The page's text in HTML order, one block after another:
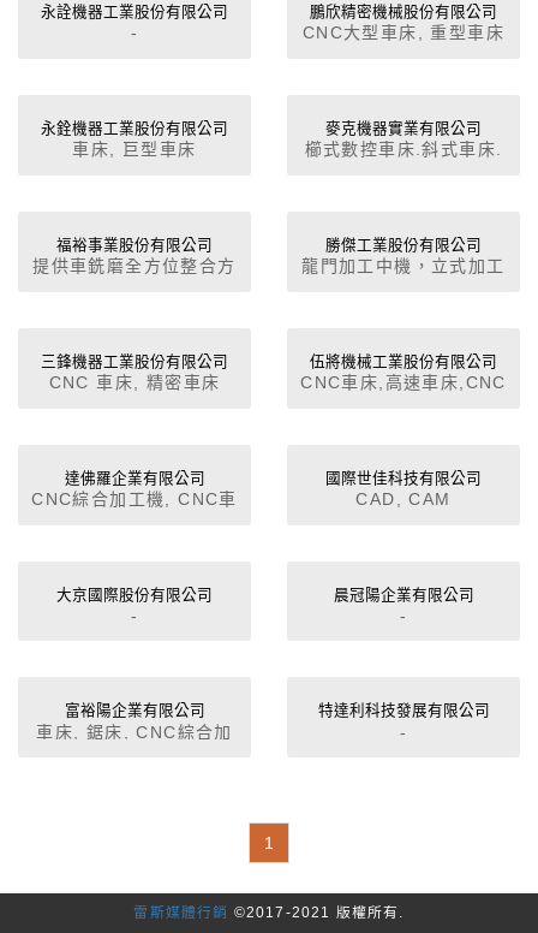
永詮機器工業股份有限公司
-
鵬欣精密機械股份有限公司
CNC大型車床, 重型車床
永銓機器工業股份有限公司
車床, 巨型車床
麥克機器實業有限公司
櫛式數控車床.斜式車床.
福裕事業股份有限公司
提供車銑磨全方位整合方
勝傑工業股份有限公司
龍門加工中機，立式加工
三鋒機器工業股份有限公司
CNC 車床, 精密車床
伍將機械工業股份有限公司
CNC車床,高速車床,CNC
達佛羅企業有限公司
CNC綜合加工機, CNC車
國際世佳科技有限公司
CAD, CAM
大京國際股份有限公司
-
晨冠陽企業有限公司
-
富裕陽企業有限公司
車床, 鋸床, CNC綜合加
特達利科技發展有限公司
-
1
雷斯媒體行銷 ©2017-2021 版權所有.